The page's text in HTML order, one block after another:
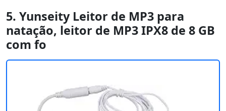
5. Yunseity Leitor de MP3 para
natação, leitor de MP3 IPX8 de 8 GB
com fo